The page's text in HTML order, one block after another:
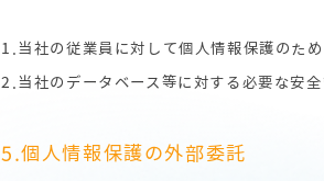
1.当社の従業員に対して個人情報保護のた
2.当社のデータベース等に対する必要な安全
5.個人情報保護の外部委託